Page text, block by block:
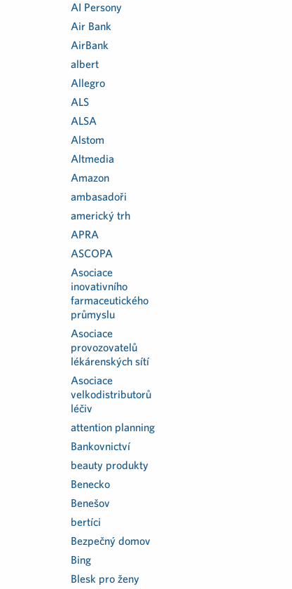
AI Persony
Air Bank
AirBank
albert
Allegro
ALS
ALSA
Alstom
Altmedia
Amazon
ambasadoři
americký trh
APRA
ASCOPA
Asociace
inovativního
farmaceutického
průmyslu
Asociace
provozovatelů
lékárenských sítí
Asociace
velkodistributorů
léčiv
attention planning
Bankovnictví
beauty produkty
Benecko
Benešov
bertíci
Bezpečný domov
Bing
Blesk pro ženy